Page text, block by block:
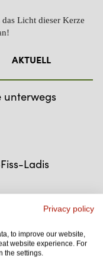
Licht dieser Kerze
AKTUELL
unterwegs
Ladis
Sommerstart
Privacy policy
to improve our website,
website experience. For
the settings.